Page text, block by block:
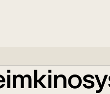
WLAN, Bluetooth und